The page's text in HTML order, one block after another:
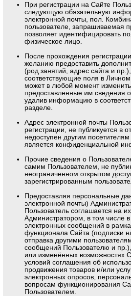
При регистрации на Сайте
следующую обязательную
электронной почты, пол.
пользователе, запрашиваемая
позволяет идентифицировать
физическое лицо.
После прохождения
желанию предоставить
(род занятий, адрес сайта и
соответствующие поля в
может в любой момент
предоставленные им сведения
удалив информацию в
разделе.
Адрес электронной почты
регистрации, не публикуется в
недоступен другим посетителям
является конфиденциальной
Прочие сведения о
самим Пользователем, не
неограниченном открытом
зарегистрированным
Предоставляя персональные
электронной почты)
Пользователь соглашается на
Администратором, в том числе в
электронных сообщений в
функционала Сайта (подписки
отправка другими
сообщений Пользователю и
или изменённых возможностях
условий соглашения об
продвижения товаров и/или
электронных опросов,
вопросам функционирования
Пользователем.